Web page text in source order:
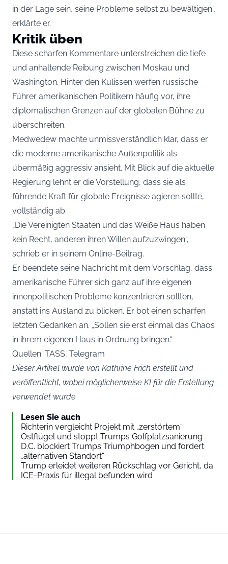
in der Lage sein, seine Probleme selbst zu bewältigen“,
erklärte er.
Kritik üben
Diese scharfen Kommentare unterstreichen die tiefe
und anhaltende Reibung zwischen Moskau und
Washington. Hinter den Kulissen werfen russische
Führer amerikanischen Politikern häufig vor, ihre
diplomatischen Grenzen auf der globalen Bühne zu
überschreiten.
Medwedew machte unmissverständlich klar, dass er
die moderne amerikanische Außenpolitik als
übermäßig aggressiv ansieht. Mit Blick auf die aktuelle
Regierung lehnt er die Vorstellung, dass sie als
führende Kraft für globale Ereignisse agieren sollte,
vollständig ab.
„Die Vereinigten Staaten und das Weiße Haus haben
kein Recht, anderen ihren Willen aufzuzwingen“,
schrieb er in seinem Online-Beitrag.
Er beendete seine Nachricht mit dem Vorschlag, dass
amerikanische Führer sich ganz auf ihre eigenen
innenpolitischen Probleme konzentrieren sollten,
anstatt ins Ausland zu blicken. Er bot einen scharfen
letzten Gedanken an. „Sollen sie erst einmal das Chaos
in ihrem eigenen Haus in Ordnung bringen.“
Quellen: TASS, Telegram
Dieser Artikel wurde von Kathrine Frich erstellt und
veröffentlicht, wobei möglicherweise KI für die Erstellung
verwendet wurde
Lesen Sie auch
Richterin vergleicht Projekt mit „zerstörtem“
Ostflügel und stoppt Trumps Golfplatzsanierung
D.C. blockiert Trumps Triumphbogen und fordert
„alternativen Standort“
Trump erleidet weiteren Rückschlag vor Gericht, da
ICE-Praxis für illegal befunden wird